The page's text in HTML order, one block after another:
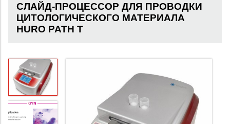
СЛАЙД-ПРОЦЕССОР ДЛЯ ПРОВОДКИ
ЦИТОЛОГИЧЕСКОГО МАТЕРИАЛА
HURO PATH T